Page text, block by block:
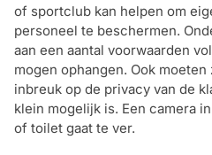
Branddetectie
Inbraakbeveiliging
of sportclub kan helpen om
personeel te beschermen.
aan een aantal voorwaarden
mogen ophangen. Ook
inbreuk op de privacy van de
klein mogelijk is. Een camera
of toilet gaat te ver.